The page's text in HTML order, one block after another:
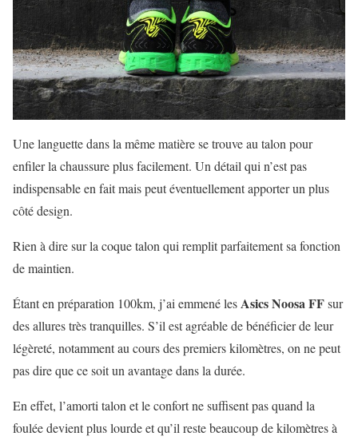
Une languette dans la même matière se trouve au talon pour
enfiler la chaussure plus facilement. Un détail qui n’est pas
indispensable en fait mais peut éventuellement apporter un plus
côté design.
Rien à dire sur la coque talon qui remplit parfaitement sa fonction
de maintien.
Étant en préparation 100km, j’ai emmené les Asics Noosa FFsur
des allures très tranquilles. S’il est agréable de bénéficier de leur
légèreté, notamment au cours des premiers kilomètres, on ne peut
pas dire que ce soit un avantage dans la durée.
En effet, l’amorti talon et le confort ne suffisent pas quand la
foulée devient plus lourde et qu’il reste beaucoup de kilomètres à